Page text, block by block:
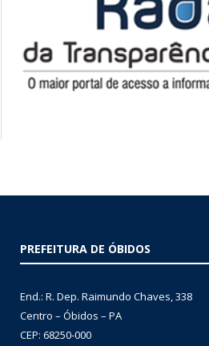
PREFEITURA DE ÓBIDOS
End.: R. Dep. Raimundo Chaves, 338
Centro – Óbidos – PA
CEP: 68250-000